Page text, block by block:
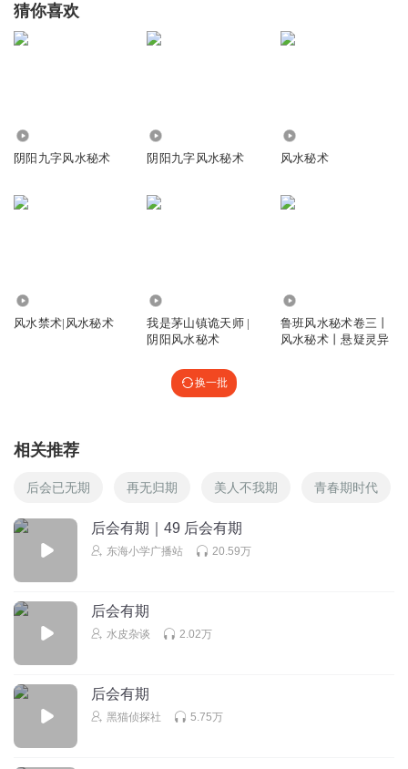
猜你喜欢
阴阳九字风水秘术 阴阳九字风水秘术 风水秘术
风水禁术|风水秘术
我是茅山镇诡天师 |
阴阳风水秘术
鲁班风水秘术卷三丨
风水秘术丨悬疑灵异
换一批
相关推荐
后会已无期 再无归期 美人不我期 青春期时代
后会有期｜49 后会有期
东海小学广播站 20.59万
后会有期
水皮杂谈 2.02万
后会有期
黑猫侦探社 5.75万